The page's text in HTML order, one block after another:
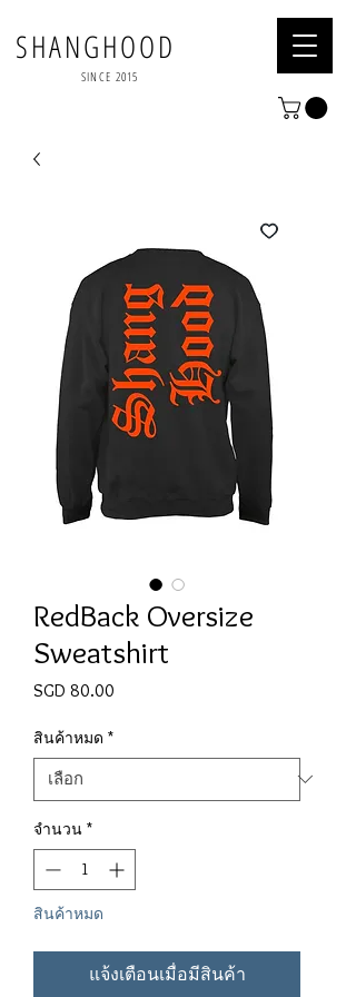
SHANGHOOD
SINCE 2015
RedBack Oversize
Sweatshirt
SGD 80.00
สินค้าหมด *
จำนวน *
สินค้าหมด
แจ้งเตือนเมื่อมีสินค้า